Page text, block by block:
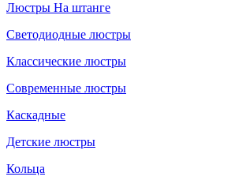
Люстры На штанге
Светодиодные люстры
Классические люстры
Современные люстры
Каскадные
Детские люстры
Кольца